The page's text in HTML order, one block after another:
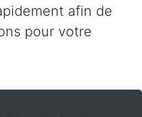
afin de
pour votre